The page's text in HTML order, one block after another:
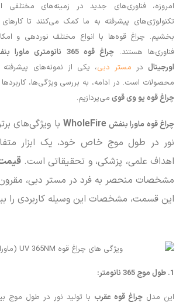
امروزه، فناوری‌های جدید در زمینه‌های مختلفی
تکنولوژی‌های پیشرفته به ما کمک می‌کنند تا
بخشیم. چراغ قوه‌ها با انواع مختلف نوردهی و
فناوری‌ها هستند. چراغ قوه 365 نانومتری ماورا بنفش مدل
اورجینالدر مستر دبی، یکی از نمونه‌های
محصولات است. در ادامه، به بررسی ویژگی‌ها،
چراغ قوه یو وی قوی می‌پردازیم.
چراغ قوه ماورا بنفش WholeFire با ویژگی‌های
نور در طول موج خاص خود، یک ابزار
اهداف علمی، پزشکی، و تحقیقاتی است.
مشخصات منحصر به فرد در مستر دبی،
این قسمت، مشخصات این وسیله کاربردی را
1. طول موج 365 نانومتر :
این مدل چراغ قوه عقرب